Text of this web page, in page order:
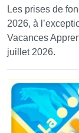
Les prises de
2026, à
Vacances
juillet 2026.